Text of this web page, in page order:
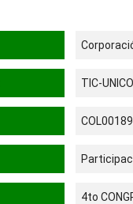
TIC-
4to